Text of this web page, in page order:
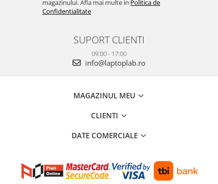
magazinului. Afla mai multe in Politica de
Confidentialitate
SUPORT CLIENTI
09:00 - 17:00
info@laptoplab.ro
MAGAZINUL MEU
CLIENTI
DATE COMERCIALE